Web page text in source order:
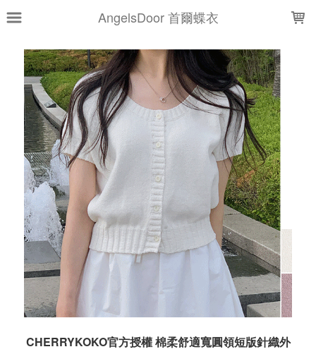
AngelsDoor 首爾蝶衣
CHERRYKOKO官方授權 棉柔舒適寬圓領短版針織外